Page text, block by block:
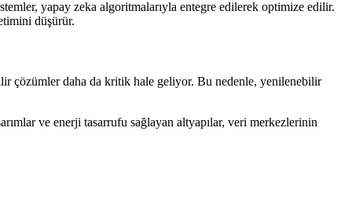
yapay zeka algoritmalarıyla entegre edilerek optimize edilir.
düşürür.
çözümler daha da kritik hale geliyor. Bu nedenle, yenilenebilir
ve enerji tasarrufu sağlayan altyapılar, veri merkezlerinin